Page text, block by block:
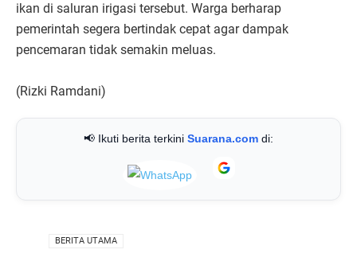
ikan di saluran irigasi tersebut. Warga berharap
pemerintah segera bertindak cepat agar dampak
pencemaran tidak semakin meluas.
(Rizki Ramdani)
📢 Ikuti berita terkini Suarana.com di:
BERITA UTAMA